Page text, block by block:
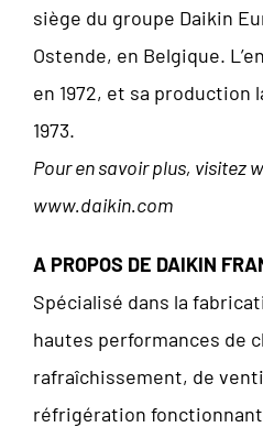
siège du groupe Daikin
Ostende, en Belgique.
en 1972, et sa production
1973.
Pour en savoir plus, visitez
www.daikin.com
A PROPOS DE DAIKIN
Spécialisé dans la
hautes performances de
rafraîchissement, de
réfrigération